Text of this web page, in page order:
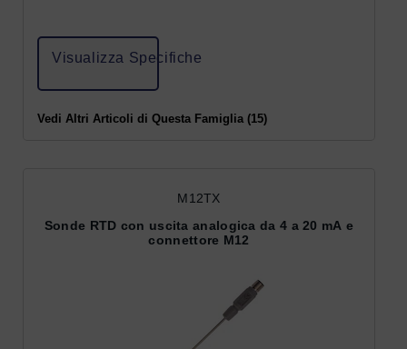
Visualizza Specifiche
Vedi Altri Articoli di Questa Famiglia (15)
M12TX
Sonde RTD con uscita analogica da 4 a 20 mA e
connettore M12